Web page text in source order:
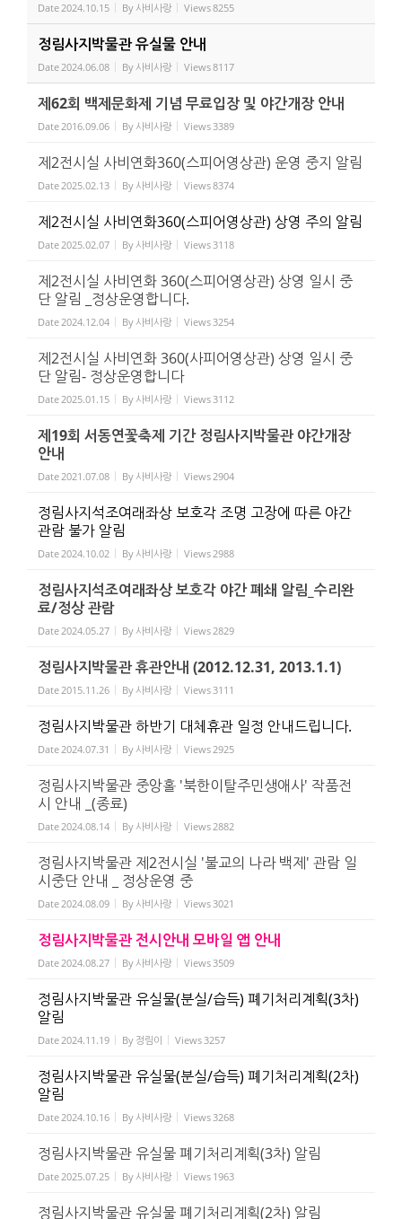
Date2024.10.15 By사비사랑 Views8255
정림사지박물관 유실물 안내
Date2024.06.08 By사비사랑 Views8117
제62회 백제문화제 기념 무료입장 및 야간개장 안내
Date2016.09.06 By사비사랑 Views3389
제2전시실 사비연화360(스피어영상관) 운영 중지 알림
Date2025.02.13 By사비사랑 Views8374
제2전시실 사비연화360(스피어영상관) 상영 주의 알림
Date2025.02.07 By사비사랑 Views3118
제2전시실 사비연화 360(스피어영상관) 상영 일시 중
단 알림 _정상운영합니다.
Date2024.12.04 By사비사랑 Views3254
제2전시실 사비연화 360(사피어영상관) 상영 일시 중
단 알림- 정상운영합니다
Date2025.01.15 By사비사랑 Views3112
제19회 서동연꽃축제 기간 정림사지박물관 야간개장
안내
Date2021.07.08 By사비사랑 Views2904
정림사지석조여래좌상 보호각 조명 고장에 따른 야간
관람 불가 알림
Date2024.10.02 By사비사랑 Views2988
정림사지석조여래좌상 보호각 야간 폐쇄 알림_수리완
료/정상 관람
Date2024.05.27 By사비사랑 Views2829
정림사지박물관 휴관안내 (2012.12.31, 2013.1.1)
Date2015.11.26 By사비사랑 Views3111
정림사지박물관 하반기 대체휴관 일정 안내드립니다.
Date2024.07.31 By사비사랑 Views2925
정림사지박물관 중앙홀 '북한이탈주민생애사' 작품전
시 안내 _(종료)
Date2024.08.14 By사비사랑 Views2882
정림사지박물관 제2전시실 '불교의 나라 백제' 관람 일
시중단 안내 _ 정상운영 중
Date2024.08.09 By사비사랑 Views3021
정림사지박물관 전시안내 모바일 앱 안내
Date2024.08.27 By사비사랑 Views3509
정림사지박물관 유실물(분실/습득) 폐기처리계획(3차)
알림
Date2024.11.19 By 정림이 Views3257
정림사지박물관 유실물(분실/습득) 폐기처리계획(2차)
알림
Date2024.10.16 By사비사랑 Views3268
정림사지박물관 유실물 폐기처리계획(3차) 알림
Date2025.07.25 By사비사랑 Views 1963
정림사지박물관 유실물 폐기처리계획(2차) 알림